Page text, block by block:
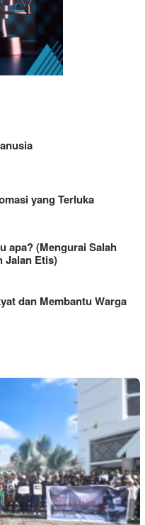
yang Terluka
apa? (Mengurai Salah
Jalan Etis)
dan Membantu Warga